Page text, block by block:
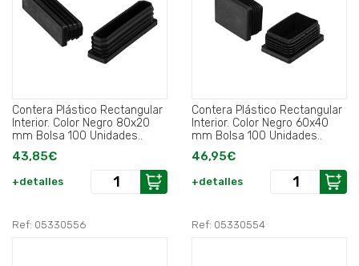
Contera Plástico Rectangular
Interior. Color Negro 80x20
mm Bolsa 100 Unidades..
43,85€
+detalles
Contera Plástico Rectangular
Interior. Color Negro 60x40
mm Bolsa 100 Unidades..
46,95€
+detalles
Ref: 05330556 Ref: 05330554